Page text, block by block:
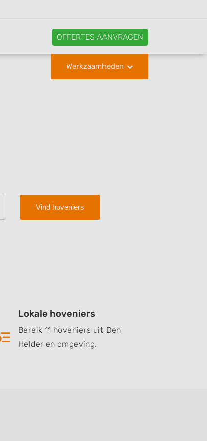
OFFERTES AANVRAGEN
Werkzaamheden
Vind hoveniers
Lokale hoveniers
Bereik 11 hoveniers uit Den
Helder en omgeving.